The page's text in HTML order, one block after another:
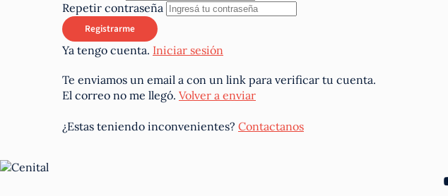
Repetir contraseña
Ya tengo cuenta. Iniciar sesión
Te enviamos un email a con un link para verificar tu cuenta.
El correo no me llegó. Volver a enviar
¿Estas teniendo inconvenientes? Contactanos